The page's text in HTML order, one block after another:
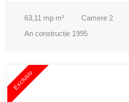
63,11 mp m² Camere 2
An constructie 1995
Exclusiv